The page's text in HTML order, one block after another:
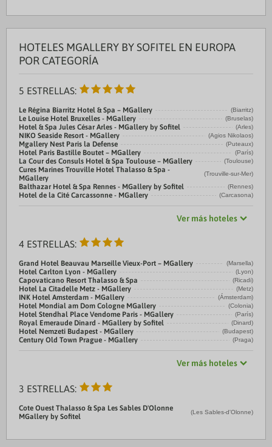
HOTELES MGALLERY BY SOFITEL EN EUROPA
POR CATEGORÍA
5 ESTRELLAS:
Le Régina Biarritz Hotel & Spa – MGallery (Biarritz)
Le Louise Hotel Bruxelles - MGallery (Bruselas)
Hotel & Spa Jules César Arles - MGallery by Sofitel (Arles)
NIKO Seaside Resort - MGallery (Agios Nikolaos)
Mgallery Nest Paris la Defense (Puteaux)
Hotel Paris Bastille Boutet – MGallery (París)
La Cour des Consuls Hotel & Spa Toulouse – MGallery (Toulouse)
Cures Marines Trouville Hotel Thalasso & Spa -
MGallery
(Trouville-sur-Mer)
Balthazar Hotel & Spa Rennes - MGallery by Sofitel (Rennes)
Hotel de la Cité Carcassonne - MGallery (Carcasona)
Ver más hoteles
4 ESTRELLAS:
Grand Hotel Beauvau Marseille Vieux-Port – MGallery (Marsella)
Hotel Carlton Lyon - MGallery (Lyon)
Capovaticano Resort Thalasso & Spa (Ricadi)
Hotel La Citadelle Metz - MGallery (Metz)
INK Hotel Amsterdam - MGallery (Ámsterdam)
Hotel Mondial am Dom Cologne MGallery (Colonia)
Hotel Stendhal Place Vendome Paris - MGallery (París)
Royal Emeraude Dinard - MGallery by Sofitel (Dinard)
Hotel Nemzeti Budapest - MGallery (Budapest)
Century Old Town Prague - MGallery (Praga)
Ver más hoteles
3 ESTRELLAS:
Cote Ouest Thalasso & Spa Les Sables D'Olonne
MGallery by Sofitel
(Les Sables-d'Olonne)